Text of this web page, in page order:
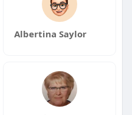
Albertina Saylor